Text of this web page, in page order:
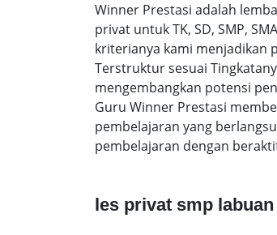
Winner Prestasi adalah
privat untuk TK, SD, SMP,
kriterianya kami menjadikan
Terstruktur sesuai
mengembangkan potensi
Guru Winner Prestasi
pembelajaran yang
pembelajaran dengan
les privat smp labuan